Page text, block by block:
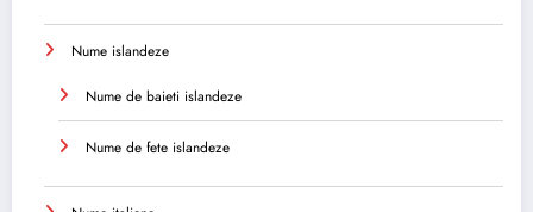
Nume islandeze
Nume de baieti islandeze
Nume de fete islandeze